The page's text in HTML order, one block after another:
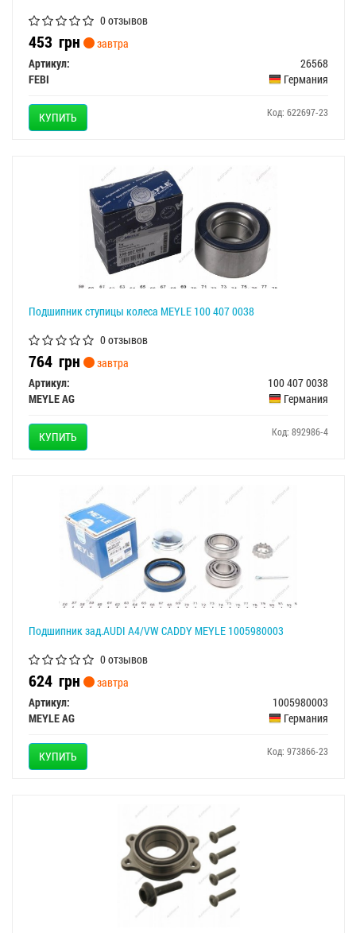
0 отзывов
453 грн
завтра
Артикул:
26568
FEBI
Германия
КУПИТЬ Код: 622697-23
Подшипник ступицы колеса MEYLE 100 407 0038
0 отзывов
764 грн
завтра
Артикул:
100 407 0038
MEYLE AG
Германия
КУПИТЬ Код: 892986-4
Подшипник зад.AUDI A4/VW CADDY MEYLE 1005980003
0 отзывов
624 грн
завтра
Артикул:
1005980003
MEYLE AG
Германия
КУПИТЬ Код: 973866-23